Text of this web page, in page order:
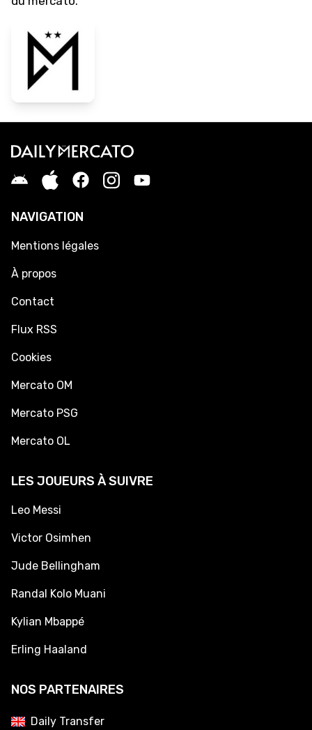
NAVIGATION
Mentions légales
À propos
Contact
Flux RSS
Cookies
Mercato OM
Mercato PSG
Mercato OL
LES JOUEURS À SUIVRE
Leo Messi
Victor Osimhen
Jude Bellingham
Randal Kolo Muani
Kylian Mbappé
Erling Haaland
NOS PARTENAIRES
Daily Transfer